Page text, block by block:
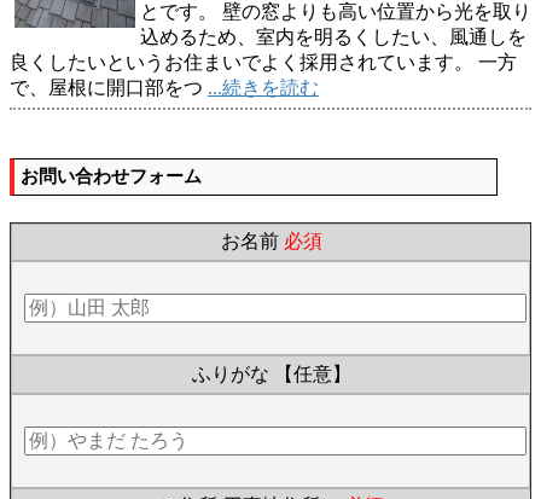
とです。 壁の窓よりも高い位置から光を取り
込めるため、室内を明るくしたい、風通しを
良くしたいというお住まいでよく採用されています。 一方
で、屋根に開口部をつ ...続きを読む
お問い合わせフォーム
お名前 必須
ふりがな 【任意】